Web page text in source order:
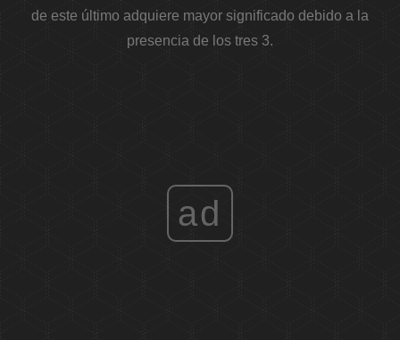
de este último adquiere mayor significado debido a la
presencia de los tres 3.
ad